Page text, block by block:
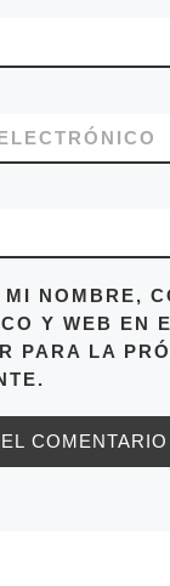
NOMBRE,
Y WEB EN
PARA LA